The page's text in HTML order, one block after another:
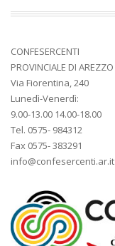
CONFESERCENTI
PROVINCIALE DI AREZZO
Via Fiorentina, 240
Lunedì-Venerdì:
9.00-13.00 14.00-18.00
Tel. 0575- 984312
Fax 0575- 383291
info@confesercenti.ar.it